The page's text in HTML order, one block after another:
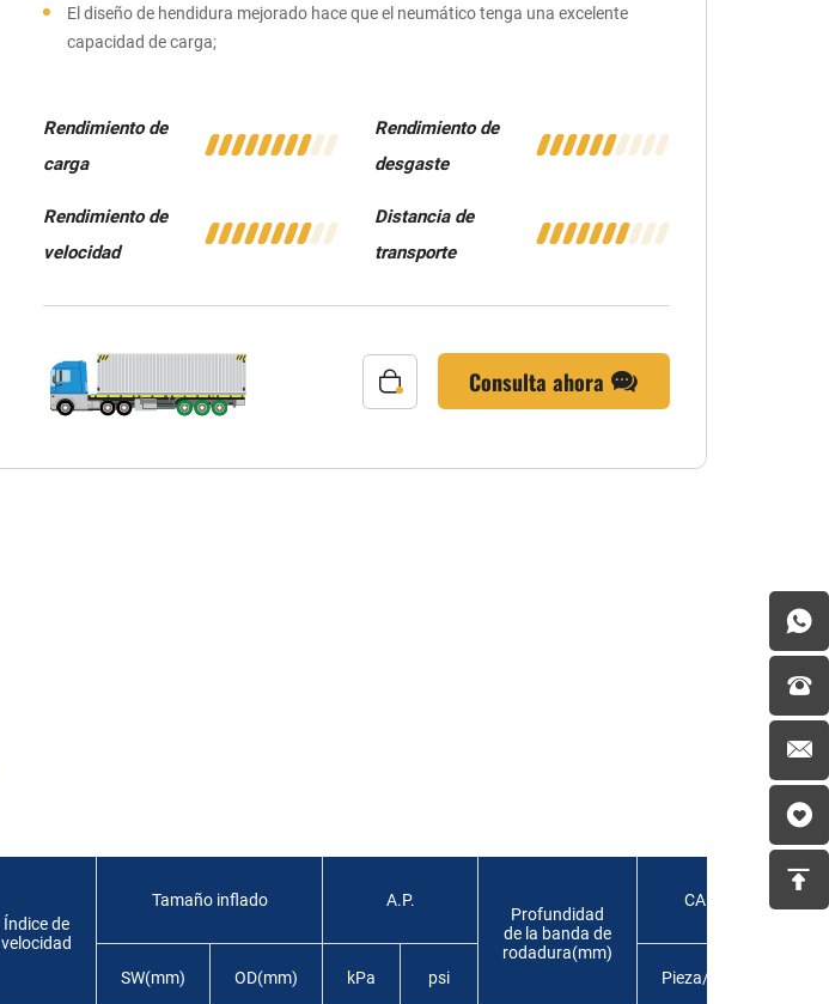
El diseño de hendidura mejorado hace que el neumático tenga una excelente
capacidad de carga;
Rendimiento de
carga
Rendimiento de
desgaste
Rendimiento de
velocidad
Distancia de
transporte
Consulta ahora
Índice de
velocidad
Tamaño inflado A.P.
Profundidad
de la banda de
rodadura(mm)
CANT.
SW(mm) OD(mm) kPa psi Pieza/40HQ